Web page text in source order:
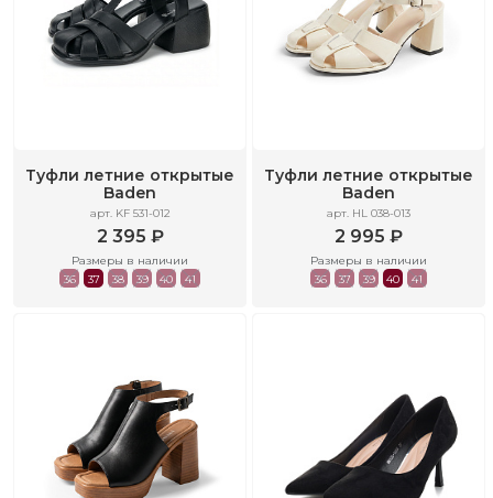
Туфли летние открытые
Baden
арт. KF 531-012
2 395 ₽
Размеры в наличии
36
37 38 39 40 41
Туфли летние открытые
Baden
арт. HL 038-013
2 995 ₽
Размеры в наличии
36
37 39 40 41